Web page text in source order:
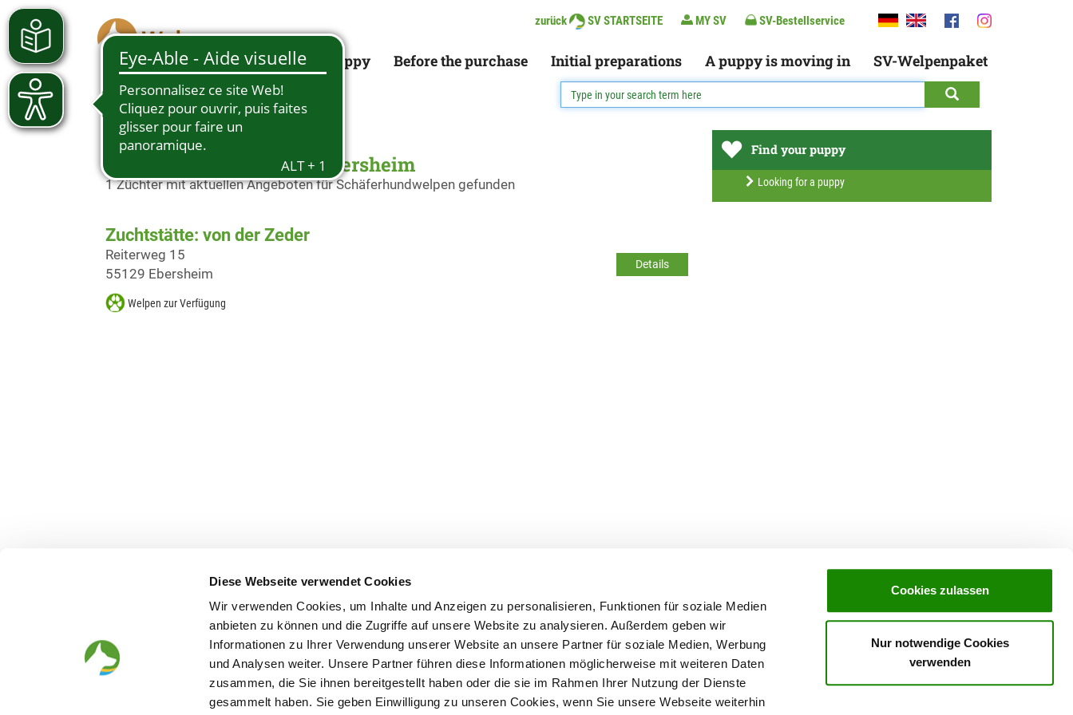
Diese Webseite verwendet Cookies
Wir verwenden Cookies, um Inhalte und Anzeigen zu personalisieren, Funktionen für soziale Medien
anbieten zu können und die Zugriffe auf unsere Website zu analysieren. Außerdem geben wir
Informationen zu Ihrer Verwendung unserer Website an unsere Partner für soziale Medien, Werbung
und Analysen weiter. Unsere Partner führen diese Informationen möglicherweise mit weiteren Daten
zusammen, die Sie ihnen bereitgestellt haben oder die sie im Rahmen Ihrer Nutzung der Dienste
gesammelt haben. Sie geben Einwilligung zu unseren Cookies, wenn Sie unsere Webseite weiterhin
Cookies zulassen
Nur notwendige Cookies
verwenden
zurück SV STARTSEITE MY SV SV-Bestellservice
Looking for a puppy Before the purchase Initial preparations A puppy is moving in SV-Welpenpaket
Schäferhundwelpen in Ebersheim
1 Züchter mit aktuellen Angeboten für Schäferhundwelpen gefunden
Zuchtstätte: von der Zeder
Details
Reiterweg 15
55129 Ebersheim
Welpen zur Verfügung
Find your puppy
Looking for a puppy
Looking for a puppy Before the purchase Initial preparations A puppy is moving in SV-Welpenpaket